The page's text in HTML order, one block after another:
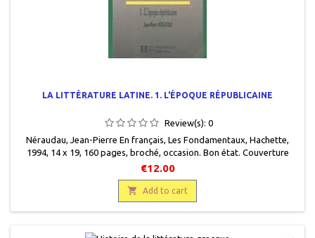
LA LITTÉRATURE LATINE. 1. L'ÉPOQUE RÉPUBLICAINE
Review(s): 0
Néraudau, Jean-Pierre En français, Les Fondamentaux, Hachette,
1994, 14 x 19, 160 pages, broché, occasion. Bon état. Couverture
légèrement défraîchie. 9782011449023
€12.00
 Add to cart